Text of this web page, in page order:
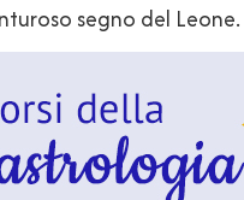
segno del Leone.